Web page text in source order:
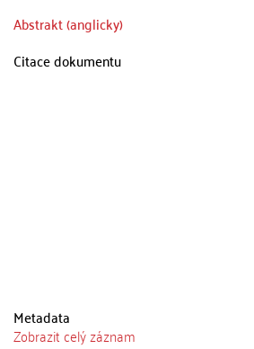
Abstrakt (anglicky)
Citace dokumentu
Metadata
Zobrazit celý záznam